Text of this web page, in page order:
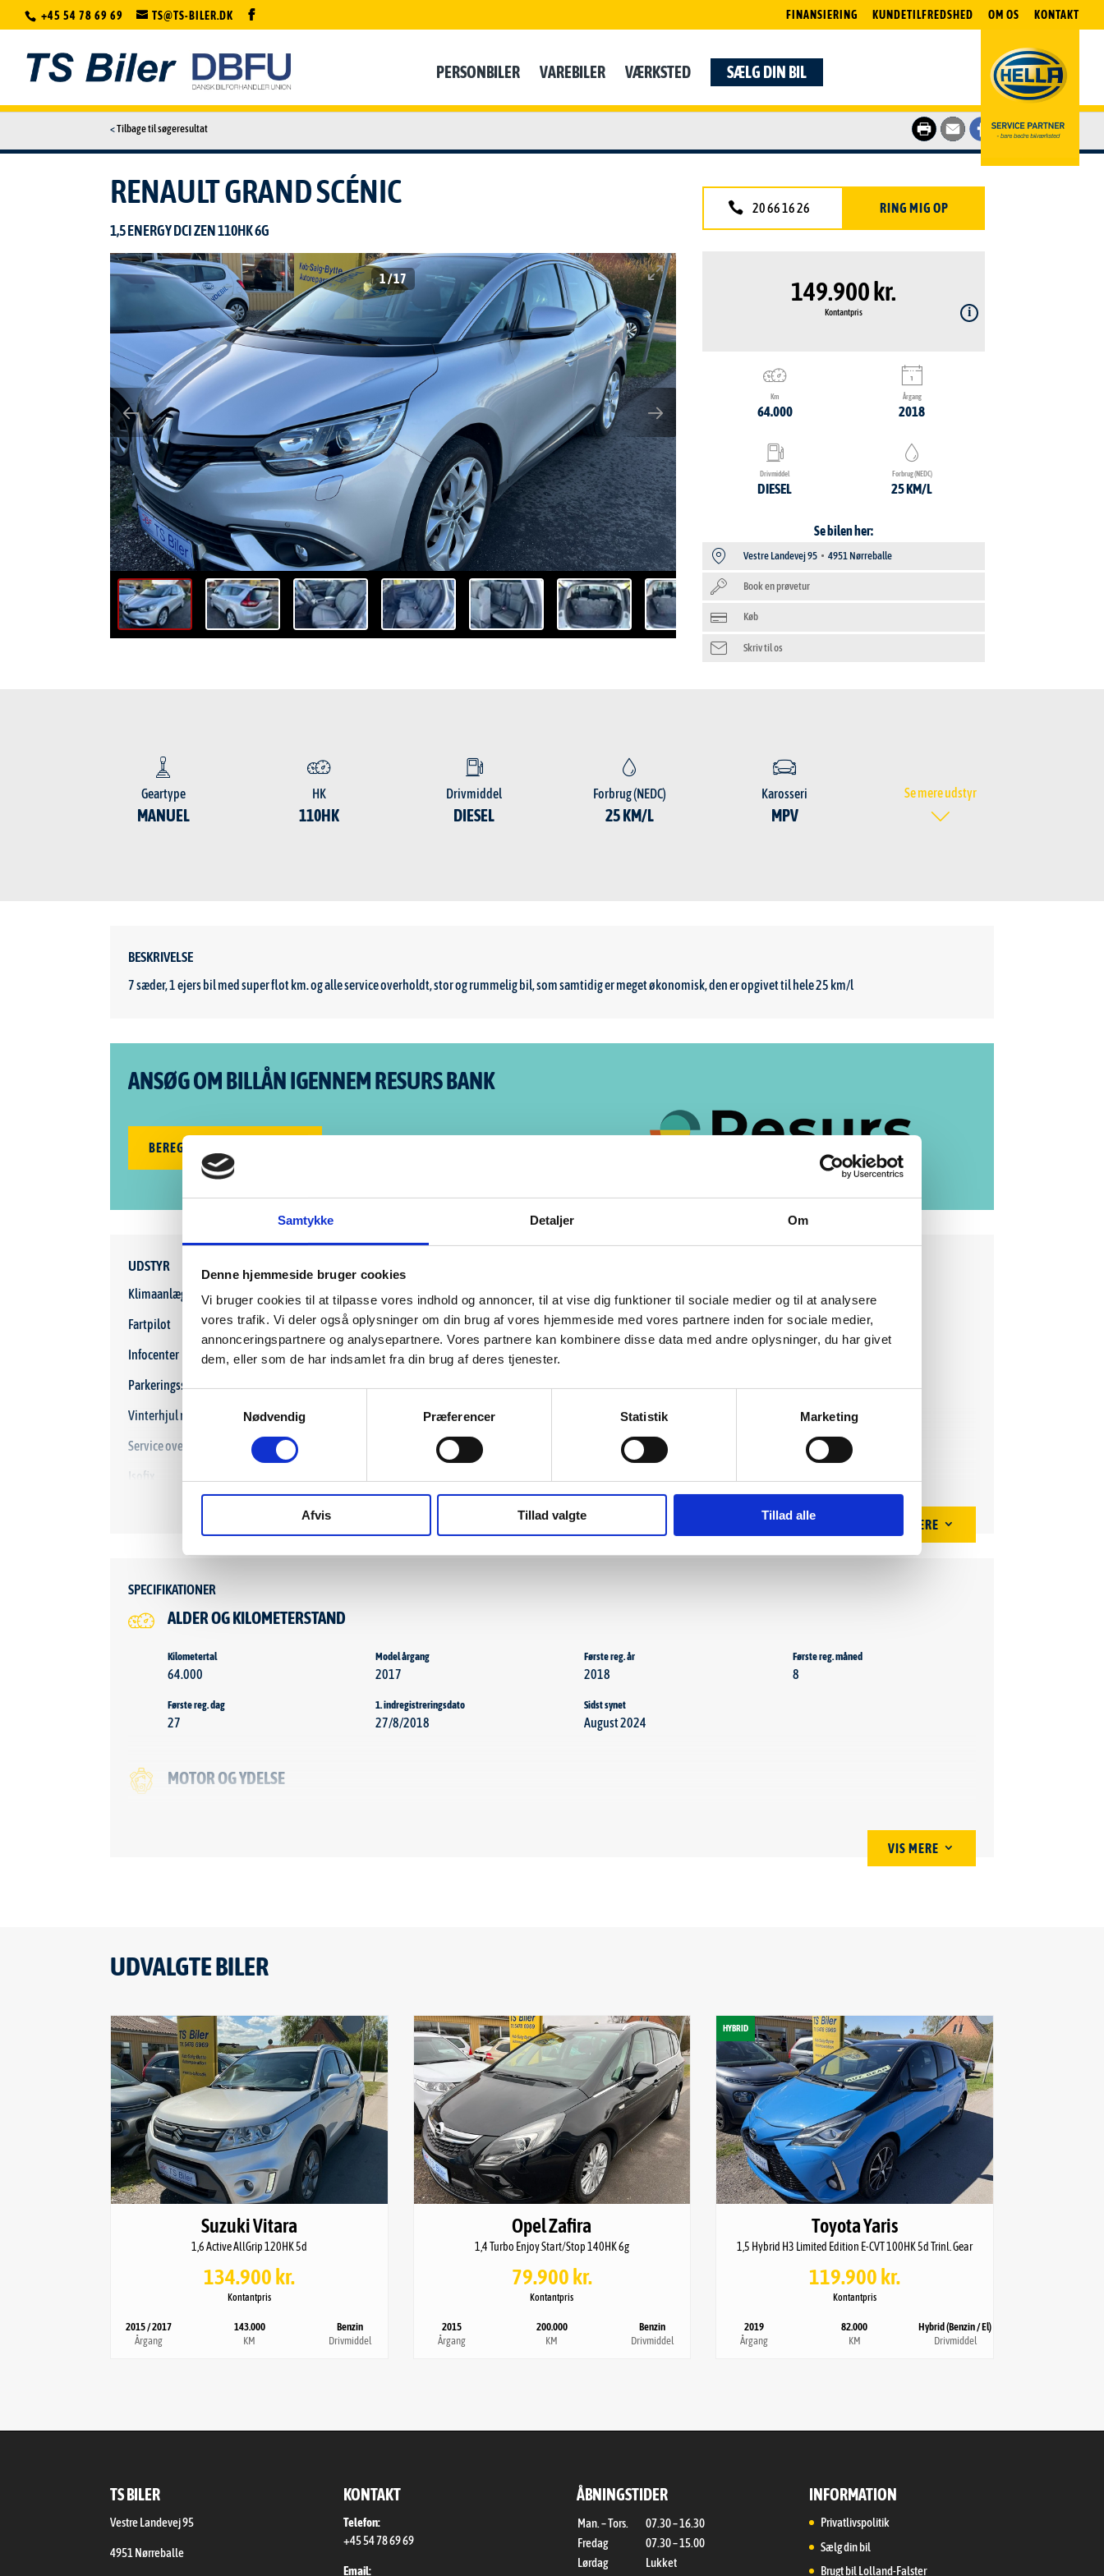
Samtykke Detaljer Om
Denne hjemmeside bruger cookies
Vi bruger cookies til at tilpasse vores indhold og annoncer, til at vise dig funktioner til sociale medier og til at analysere
vores trafik. Vi deler også oplysninger om din brug af vores hjemmeside med vores partnere inden for sociale medier,
annonceringspartnere og analysepartnere. Vores partnere kan kombinere disse data med andre oplysninger, du har givet
dem, eller som de har indsamlet fra din brug af deres tjenester.
Nødvendig
Præferencer Statistik Marketing
Afvis Tillad valgte Tillad alle
+45 54 78 69 69 TS@TS-BILER.DK FINANSIERING KUNDETILFREDSHED OM OS KONTAKT
PERSONBILER VAREBILER VÆRKSTED SÆLG DIN BIL
<Tilbage til søgeresultat
RENAULT GRAND SCÉNIC
1,5 ENERGY DCI ZEN 110HK 6G
1/17
20 66 16 26 RING MIG OP
149.900 kr.
Kontantpris
Km
64.000
Årgang
2018
Drivmiddel
DIESEL
Forbrug (NEDC)
25 KM/L
Se bilen her:
Vestre Landevej 95 4951 Nørreballe
Book en prøvetur
Køb
Skriv til os
Geartype
MANUEL
HK
110HK
Drivmiddel
DIESEL
Forbrug (NEDC)
25 KM/L
Karosseri
MPV
Se mere udstyr
BESKRIVELSE
7 sæder, 1 ejers bil med super flot km. og alle service overholdt, stor og rummelig bil, som samtidig er meget økonomisk, den er opgivet til hele 25 km/l
ANSØG OM BILLÅN IGENNEM RESURS BANK
BEREGN BILLÅN ONLINE HER
UDSTYR
Klimaanlæg 2-zoner Bluetooth Håndfri telefon
Fartpilot El-spejle Elruder for/bag El-håndbremse
Infocenter Kørecomputer
Parkeringssensor for/bag Udvendig temperaturmåler USB stik 20" Alufælge
Vinterhjul medfølger 1 ejer
Service overholdt Vejbaneassistent
Isofix
Bagagerumsdækken 7 sæder Armlæn LED forlygter
VIS MERE 3
SPECIFIKATIONER
ALDER OG KILOMETERSTAND
Kilometertal
64.000
Model årgang
2017
Første reg. år
2018
Første reg. måned
8
Første reg. dag
27
1. indregistreringsdato
27/8/2018
Sidst synet
August 2024
MOTOR OG YDELSE
Km/L
25 km/l
CO2
104 gram/km
Antal Airbags
6
ESP
Ja
ABS
Ja
RUMMELIGHED OG MÅL
Karosseri
MPV Sølvmetal
Antal døre
5
Antal sæder
7
1,87m
Længde
4,64m
Totalvægt
2.301kg
Tilkoblingsvægt med bremser
VIS MERE 3
UDVALGTE BILER
Suzuki Vitara
1,6 Active AllGrip 120HK 5d
134.900 kr.
Kontantpris
2015 / 2017
Årgang
143.000
KM
Benzin
Drivmiddel
Opel Zafira
1,4 Turbo Enjoy Start/Stop 140HK 6g
79.900 kr.
Kontantpris
2015
Årgang
200.000
KM
Benzin
Drivmiddel
HYBRID
Toyota Yaris
1,5 Hybrid H3 Limited Edition E-CVT 100HK 5d Trinl. Gear
119.900 kr.
Kontantpris
2019
Årgang
82.000
KM
Hybrid (Benzin / El)
Drivmiddel
TS BILER
Vestre Landevej 95
4951 Nørreballe
KONTAKT
Telefon:
+45 54 78 69 69
Email:
ÅBNINGSTIDER
Man. – Tors.
07.30 – 16.30
Fredag
07.30 – 15.00
Lørdag
Lukket
INFORMATION
Privatlivspolitik
Sælg din bil
Brugt bil Lolland-Falster